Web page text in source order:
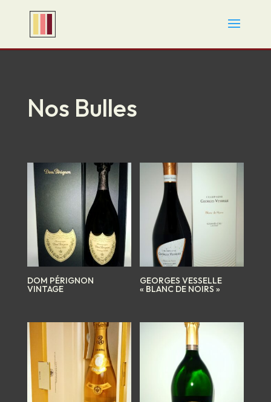
Nos Bulles
DOM PÉRIGNON
VINTAGE
GEORGES VESSELLE
« BLANC DE NOIRS »